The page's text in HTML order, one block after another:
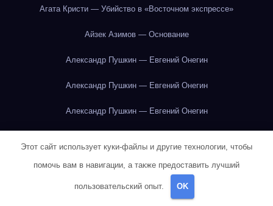
Агата Кристи — Убийство в «Восточном экспрессе»
Айзек Азимов — Основание
Александр Пушкин — Евгений Онегин
Александр Пушкин — Евгений Онегин
Александр Пушкин — Евгений Онегин
Александр Пушкин — Евгений Онегин
Александр Пушкин — Евгений Онегин
Этот сайт использует куки-файлы и другие технологии, чтобы
помочь вам в навигации, а также предоставить лучший
пользовательский опыт. OK